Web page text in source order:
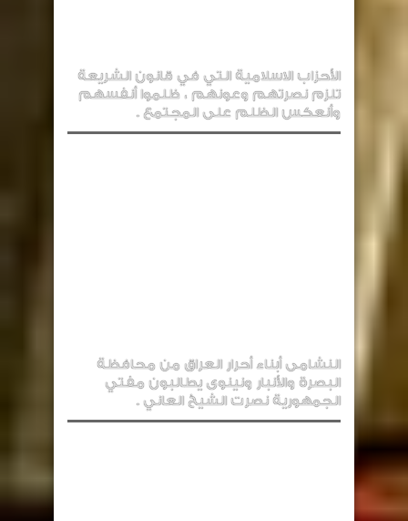
الأحزاب الاسلامية التي في قانون الشريعة
تلزم نصرتهم وعونهم ، ظلموا أنفسهم
وأنعكس الظلم على المجتمع .
النشامى أبناء أحرار العراق من محافظة
البصرة والأنبار ونينوى يطالبون مفتي
الجمهورية نصرت الشيخ العاني .